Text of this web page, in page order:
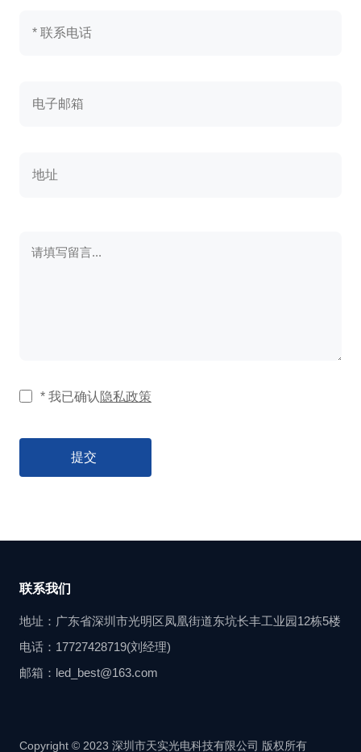
* 我已确认 隐私政策
提交
联系我们
地址：广东省深圳市光明区凤凰街道东坑长丰工业园12栋5楼
电话：17727428719(刘经理)
邮箱：led_best@163.com
Copyright © 2023 深圳市天实光电科技有限公司 版权所有